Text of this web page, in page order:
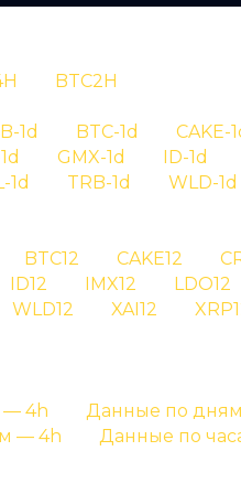
BTC2H
1d BTC-1d
CAKE-
GMX-1d ID-1d
1d TRB-1d
WLD-1d
BTC12 CAKE12
ID12 IMX12
LDO12
WLD12 XAI12
— 4h
Данные по
— 4h
Данные по